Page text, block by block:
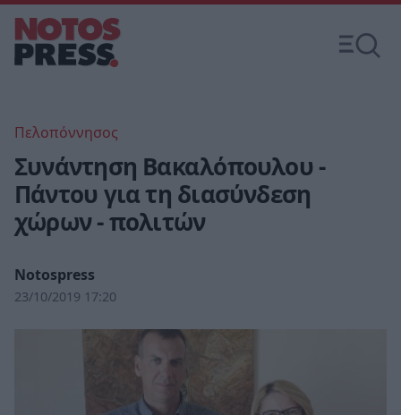
Πελοπόννησος
Συνάντηση Βακαλόπουλου -
Πάντου για τη διασύνδεση
χώρων - πολιτών
Notospress
23/10/2019 17:20